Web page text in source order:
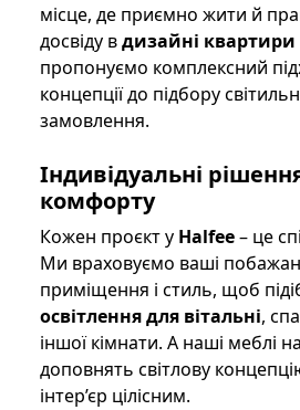
місце, де приємно жити й
досвіду вдизайні квартири
пропонуємо комплексний
концепції до підбору
замовлення.
Індивідуальні
комфорту
Кожен проєкт у Halfee– це
Ми враховуємо ваші
приміщення і стиль, щоб
освітлення для вітальні,
іншої кімнати. А наші меблі
доповнять світлову
інтер’єр цілісним.